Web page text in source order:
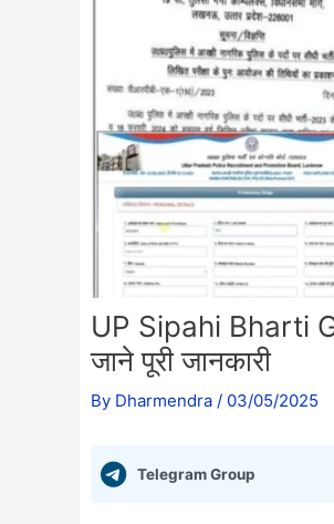
UP Sipahi Bharti
जाने पूरी जानकारी
By Dharmendra / 03/05/2025
Telegram Group